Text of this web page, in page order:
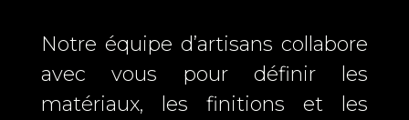
Notre équipe d’artisans collabore
avec vous pour définir les
matériaux, les finitions et les